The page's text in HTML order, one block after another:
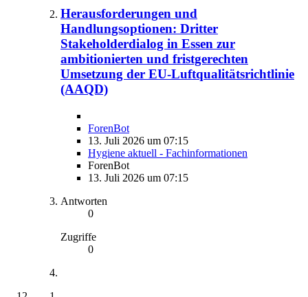
Herausforderungen und
Handlungsoptionen: Dritter
Stakeholderdialog in Essen zur
ambitionierten und fristgerechten
Umsetzung der EU-Luftqualitätsrichtlinie
(AAQD)
ForenBot
13. Juli 2026 um 07:15
Hygiene aktuell - Fachinformationen
ForenBot
13. Juli 2026 um 07:15
Antworten
0
Zugriffe
0